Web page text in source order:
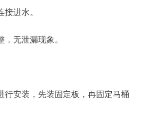
进水。
无泄漏现象。
行安装，先装固定板，再固定马桶